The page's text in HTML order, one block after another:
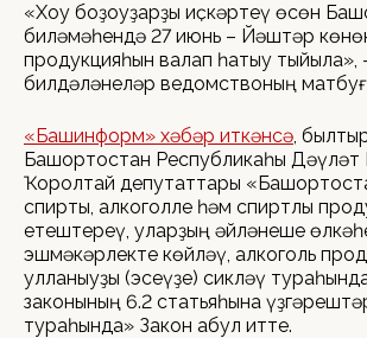
«Хоҡуҡ боҙоуҙарҙы иҫкәртеү өсөн
биләмәһендә 27 июнь – Йәштәр
продукцияһын ваҡлап һатыу
билдәләнеләр ведомствоның
«Башинформ» хәбәр иткәнсә,
Башҡортостан Республикаһы
Ҡоролтай депутаттары
спирты, алкоголле һәм спиртлы
етештереү, уларҙың әйләнеше
эшмәкәрлекте көйләү, алкоголь
ҡулланыуҙы (эсеүҙе) сикләү
законының 6.2 статьяһына
тураһында» Закон ҡабул итте.